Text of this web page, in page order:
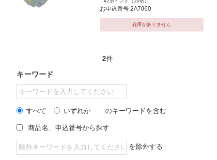
お申込番号 2A7060
在庫がありません
2件
キーワード
すべて いずれか のキーワードを含む
商品名、申込番号から探す
を除外する